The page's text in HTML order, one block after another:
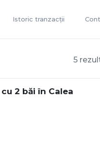
Istoric tranzacții
5
2 băi în Calea